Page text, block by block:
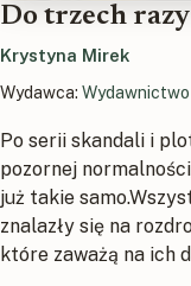
Do trzech razy
Krystyna Mirek
Wydawca:
Po serii skandali i
pozornej
już takie
znalazły się na
które zaważą na ich